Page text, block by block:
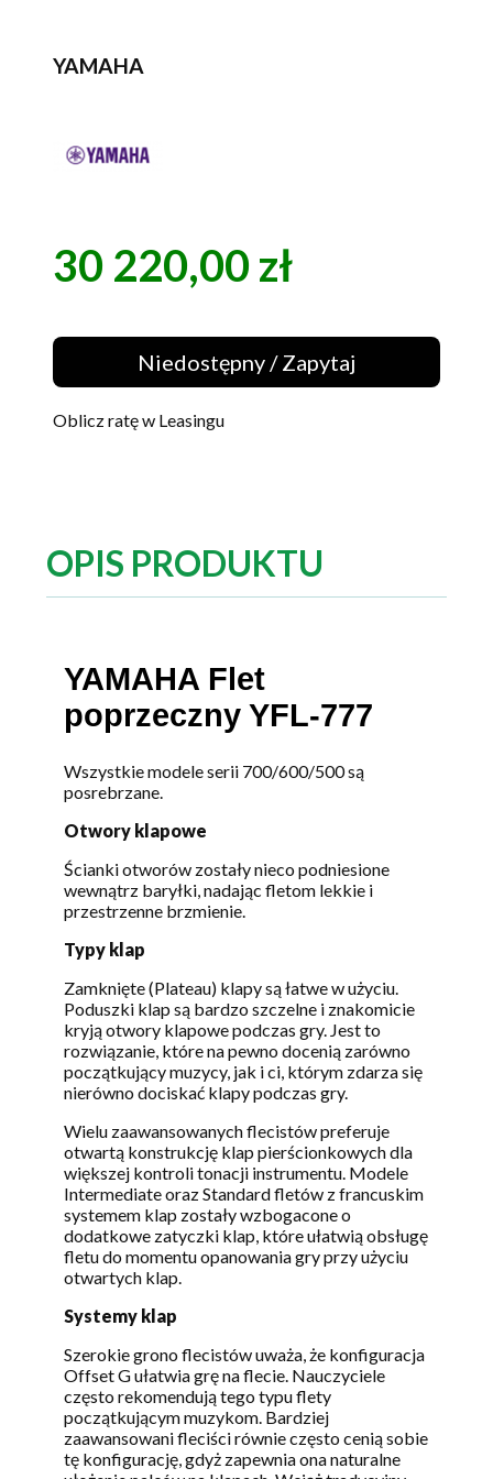
YAMAHA
Cena
30 220,00 zł
Niedostępny / Zapytaj
Oblicz ratę w Leasingu
OPIS PRODUKTU
YAMAHA Flet
poprzeczny YFL-777
Wszystkie modele serii 700/600/500 są
posrebrzane.
Otwory klapowe
Ścianki otworów zostały nieco podniesione
wewnątrz baryłki, nadając fletom lekkie i
przestrzenne brzmienie.
Typy klap
Zamknięte (Plateau) klapy są łatwe w użyciu.
Poduszki klap są bardzo szczelne i znakomicie
kryją otwory klapowe podczas gry. Jest to
rozwiązanie, które na pewno docenią zarówno
początkujący muzycy, jak i ci, którym zdarza się
nierówno dociskać klapy podczas gry.
Wielu zaawansowanych flecistów preferuje
otwartą konstrukcję klap pierścionkowych dla
większej kontroli tonacji instrumentu. Modele
Intermediate oraz Standard fletów z francuskim
systemem klap zostały wzbogacone o
dodatkowe zatyczki klap, które ułatwią obsługę
fletu do momentu opanowania gry przy użyciu
otwartych klap.
Systemy klap
Szerokie grono flecistów uważa, że konfiguracja
Offset G ułatwia grę na flecie. Nauczyciele
często rekomendują tego typu flety
początkującym muzykom. Bardziej
zaawansowani fleciści równie często cenią sobie
tę konfigurację, gdyż zapewnia ona naturalne